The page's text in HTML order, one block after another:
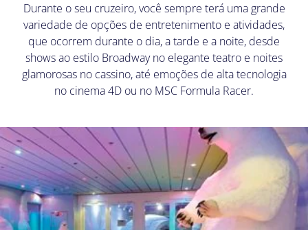
Durante o seu cruzeiro, você sempre terá uma grande
variedade de opções de entretenimento e atividades,
que ocorrem durante o dia, a tarde e a noite, desde
shows ao estilo Broadway no elegante teatro e noites
glamorosas no cassino, até emoções de alta tecnologia
no cinema 4D ou no MSC Formula Racer.